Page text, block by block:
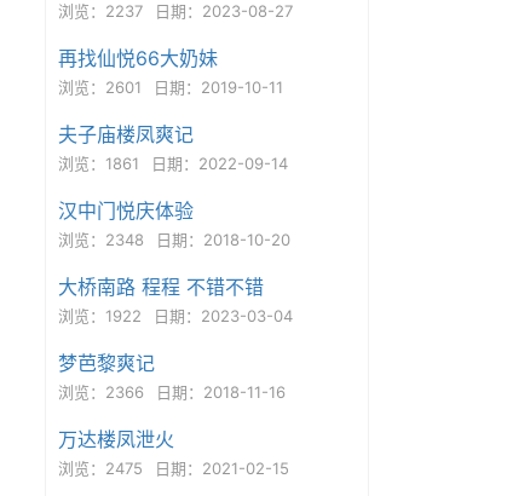
浏览：2237 日期：2023-08-27
再找仙悦66大奶妹
浏览：2601 日期：2019-10-11
夫子庙楼凤爽记
浏览：1861 日期：2022-09-14
汉中门悦庆体验
浏览：2348 日期：2018-10-20
大桥南路 程程 不错不错
浏览：1922 日期：2023-03-04
梦芭黎爽记
浏览：2366 日期：2018-11-16
万达楼凤泄火
浏览：2475 日期：2021-02-15